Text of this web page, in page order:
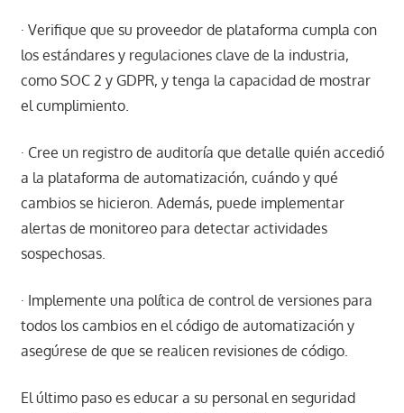
· Verifique que su proveedor de plataforma cumpla con
los estándares y regulaciones clave de la industria,
como SOC 2 y GDPR, y tenga la capacidad de mostrar
el cumplimiento.
· Cree un registro de auditoría que detalle quién accedió
a la plataforma de automatización, cuándo y qué
cambios se hicieron. Además, puede implementar
alertas de monitoreo para detectar actividades
sospechosas.
· Implemente una política de control de versiones para
todos los cambios en el código de automatización y
asegúrese de que se realicen revisiones de código.
El último paso es educar a su personal en seguridad